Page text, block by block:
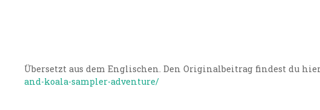
Übersetzt aus dem Englischen. Den Originalbeitrag findest du
and-koala-sampler-adventure/